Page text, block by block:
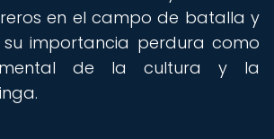
en el campo de batalla y
importancia perdura como
de la cultura y la